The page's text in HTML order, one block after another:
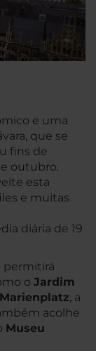
e uma
que se
fins de
outubro.
esta
e muitas
diária de 19
permitirá
o Jardim
Marienplatz, a
acolhe
Museu